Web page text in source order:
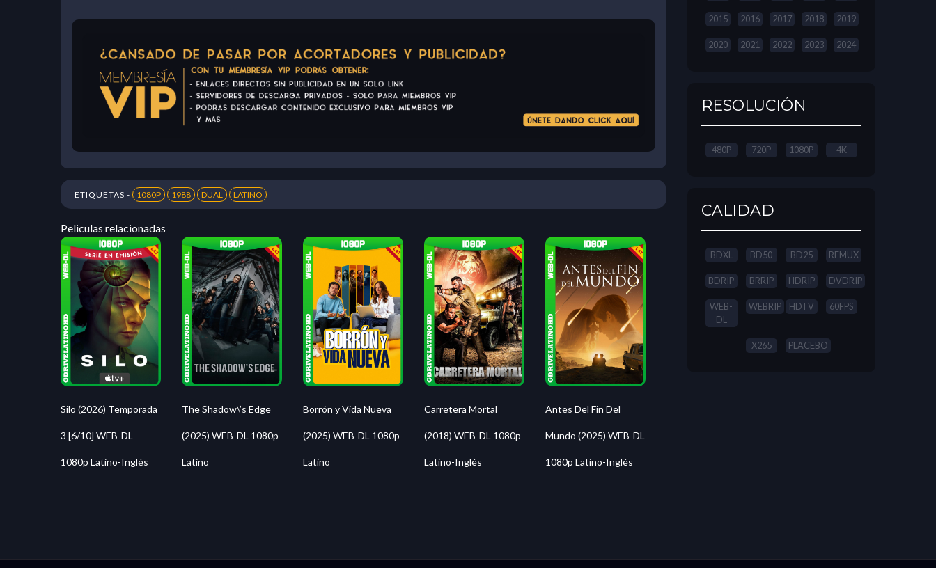
ETIQUETAS - 1080P 1988 DUAL LATINO
Peliculas relacionadas
Silo (2026) Temporada
3 [6/10] WEB-DL
1080p Latino-Inglés
The Shadow\’s Edge
(2025) WEB-DL 1080p
Latino
Borrón y Vida Nueva
(2025) WEB-DL 1080p
Latino
Carretera Mortal
(2018) WEB-DL 1080p
Latino-Inglés
Antes Del Fin Del
Mundo (2025) WEB-DL
1080p Latino-Inglés
2015 2016 2017 2018 2019
2020 2021 2022 2023 2024
RESOLUCIÓN
480P 720P 1080P 4K
CALIDAD
BDXL BD50 BD25 REMUX
BDRIP BRRIP HDRIP DVDRIP
WEB-
DL
WEBRIP HDTV 60FPS
X265 PLACEBO